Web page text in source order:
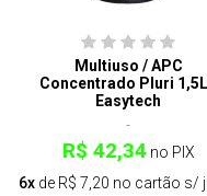
Multiuso / APC
Concentrado Pluri
Easytech
R$ 42,34no PIX
6xde R$ 7,20 no cartão s/